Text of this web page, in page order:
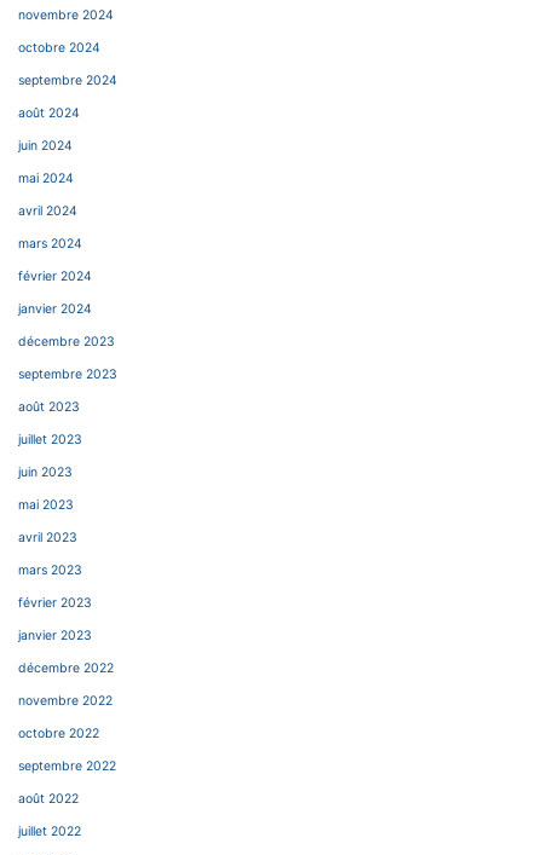
novembre 2024
octobre 2024
septembre 2024
août 2024
juin 2024
mai 2024
avril 2024
mars 2024
février 2024
janvier 2024
décembre 2023
septembre 2023
août 2023
juillet 2023
juin 2023
mai 2023
avril 2023
mars 2023
février 2023
janvier 2023
décembre 2022
novembre 2022
octobre 2022
septembre 2022
août 2022
juillet 2022